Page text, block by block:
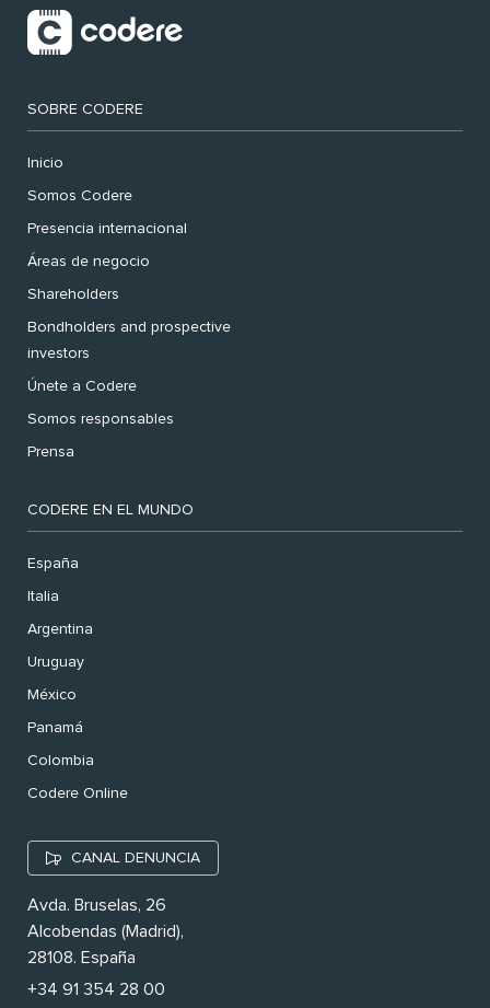
SOBRE CODERE
Inicio
Somos Codere
Presencia internacional
Áreas de negocio
Shareholders
Bondholders and prospective
investors
Únete a Codere
Somos responsables
Prensa
CODERE EN EL MUNDO
España
Italia
Argentina
Uruguay
México
Panamá
Colombia
Codere Online
CANAL DENUNCIA
Avda. Bruselas, 26
Alcobendas (Madrid),
28108. España
+34 91 354 28 00